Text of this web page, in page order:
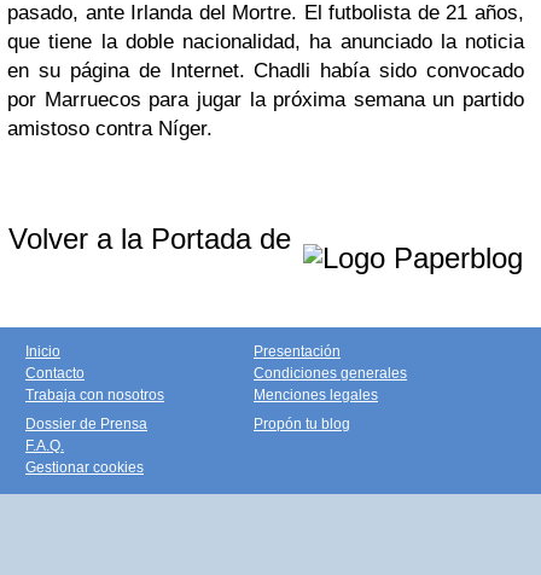
pasado, ante Irlanda del Mortre. El futbolista de 21 años,
que tiene la doble nacionalidad, ha anunciado la noticia
en su página de Internet. Chadli había sido convocado
por Marruecos para jugar la próxima semana un partido
amistoso contra Níger.
Volver a la Portada de
Inicio
Contacto
Trabaja con nosotros
Presentación
Condiciones generales
Menciones legales
Dossier de Prensa
F.A.Q.
Gestionar cookies
Propón tu blog